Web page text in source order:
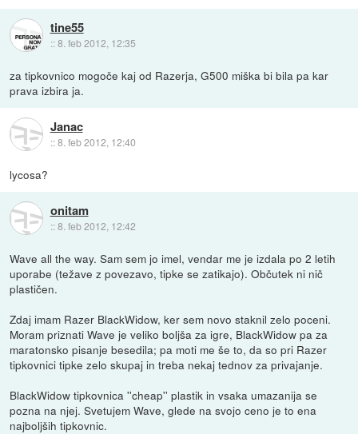
tine55
::8. feb 2012, 12:35
za tipkovnico mogoče kaj od Razerja, G500 miška bi bila pa kar
prava izbira ja.
Janac
::8. feb 2012, 12:40
lycosa?
onitam
::8. feb 2012, 12:42
Wave all the way. Sam sem jo imel, vendar me je izdala po 2 letih
uporabe (težave z povezavo, tipke se zatikajo). Občutek ni nič
plastičen.
Zdaj imam Razer BlackWidow, ker sem novo staknil zelo poceni.
Moram priznati Wave je veliko boljša za igre, BlackWidow pa za
maratonsko pisanje besedila; pa moti me še to, da so pri Razer
tipkovnici tipke zelo skupaj in treba nekaj tednov za privajanje.
BlackWidow tipkovnica ''cheap'' plastik in vsaka umazanija se
pozna na njej. Svetujem Wave, glede na svojo ceno je to ena
najboljših tipkovnic.